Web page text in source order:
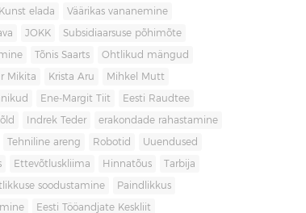
Kunst elada Väärikas vananemine
JOKK Subsidiaarsuse põhimõte
Tõnis Saarts Ohtlikud mängud
Mikita Krista Aru Mihkel Mutt
Ene-Margit Tiit Eesti Raudtee
Indrek Teder erakondade rahastamine
Tehniline areng Robotid Uuendused
Ettevõtluskliima Hinnatõus Tarbija
soodustamine Paindlikkus
Eesti Tööandjate Keskliit